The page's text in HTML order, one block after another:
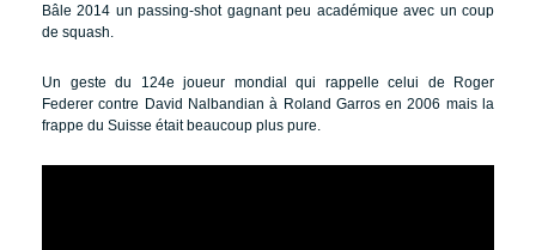
Bâle 2014 un passing-shot gagnant peu académique avec un coup
de squash.
Un geste du 124e joueur mondial qui rappelle celui de Roger
Federer contre David Nalbandian à Roland Garros en 2006 mais la
frappe du Suisse était beaucoup plus pure.